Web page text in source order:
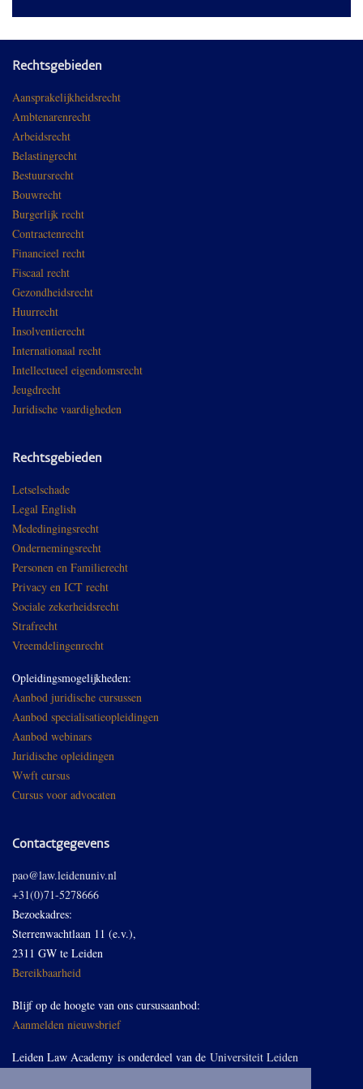
Rechtsgebieden
Aansprakelijkheidsrecht
Ambtenarenrecht
Arbeidsrecht
Belastingrecht
Bestuursrecht
Bouwrecht
Burgerlijk recht
Contractenrecht
Financieel recht
Fiscaal recht
Gezondheidsrecht
Huurrecht
Insolventierecht
Internationaal recht
Intellectueel eigendomsrecht
Jeugdrecht
Juridische vaardigheden
Rechtsgebieden
Letselschade
Legal English
Mededingingsrecht
Ondernemingsrecht
Personen en Familierecht
Privacy en ICT recht
Sociale zekerheidsrecht
Strafrecht
Vreemdelingenrecht
Opleidingsmogelijkheden:
Aanbod juridische cursussen
Aanbod specialisatieopleidingen
Aanbod webinars
Juridische opleidingen
Wwft cursus
Cursus voor advocaten
Contactgegevens
pao@law.leidenuniv.nl
+31(0)71-5278666
Bezoekadres:
Sterrenwachtlaan 11 (e.v.),
2311 GW te Leiden
Bereikbaarheid
Blijf op de hoogte van ons cursusaanbod:
Aanmelden nieuwsbrief
Leiden Law Academy is onderdeel van de Universiteit Leiden